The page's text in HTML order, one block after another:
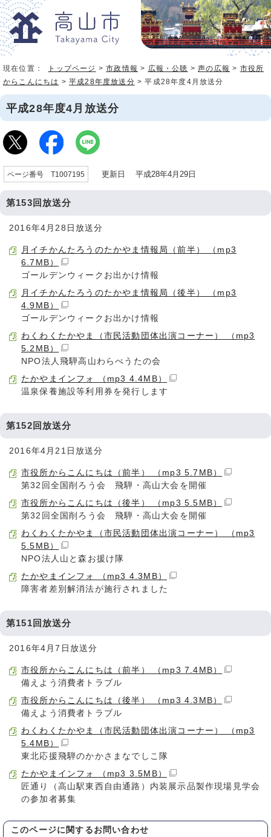
現在位置： トップページ >市政情報 > 広報・公聴 >声の広報 > 市役所
からこんにちは >平成28年度放送分 > 平成28年度4月放送分
平成28年度4月放送分
ページ番号 T1007195 更新日 平成28年4月29日
第153回放送分
2016年4月28日放送分
月イチかんたろうのたかやま情報局（前半） （mp3
6.7MB）
ゴールデンウィークお出かけ情報
月イチかんたろうのたかやま情報局（後半） （mp3
4.9MB）
ゴールデンウィークお出かけ情報
わくわくたかやま（市民活動団体出演コーナー） （mp3
5.2MB）
NPO法人飛騨高山わらべうたの会
たかやまインフォ （mp3 4.4MB）
温泉保養施設等利用券を発行します
第152回放送分
2016年4月21日放送分
市役所からこんにちは（前半） （mp3 5.7MB）
第32回全国削ろう会 飛騨・高山大会を開催
市役所からこんにちは（後半） （mp3 5.5MB）
第32回全国削ろう会 飛騨・高山大会を開催
わくわくたかやま（市民活動団体出演コーナー） （mp3
5.5MB）
NPO法人山と森お援け隊
たかやまインフォ （mp3 4.3MB）
障害者差別解消法が施行されました
第151回放送分
2016年4月7日放送分
市役所からこんにちは（前半） （mp3 7.4MB）
備えよう消費者トラブル
市役所からこんにちは（後半） （mp3 4.3MB）
備えよう消費者トラブル
わくわくたかやま（市民活動団体出演コーナー） （mp3
5.4MB）
東北応援飛騨のかかさまなでしこ隊
たかやまインフォ （mp3 3.5MB）
匠通り（高山駅東西自由通路）内装展示品製作現場見学会
の参加者募集
このページに関する お問い合わせ